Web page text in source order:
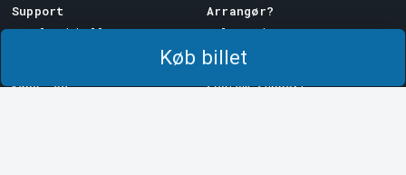
Køb billet
Support
Download billet
Købs- og
Arrangør?
Sælg med os!
Log ind på Manager
System Support